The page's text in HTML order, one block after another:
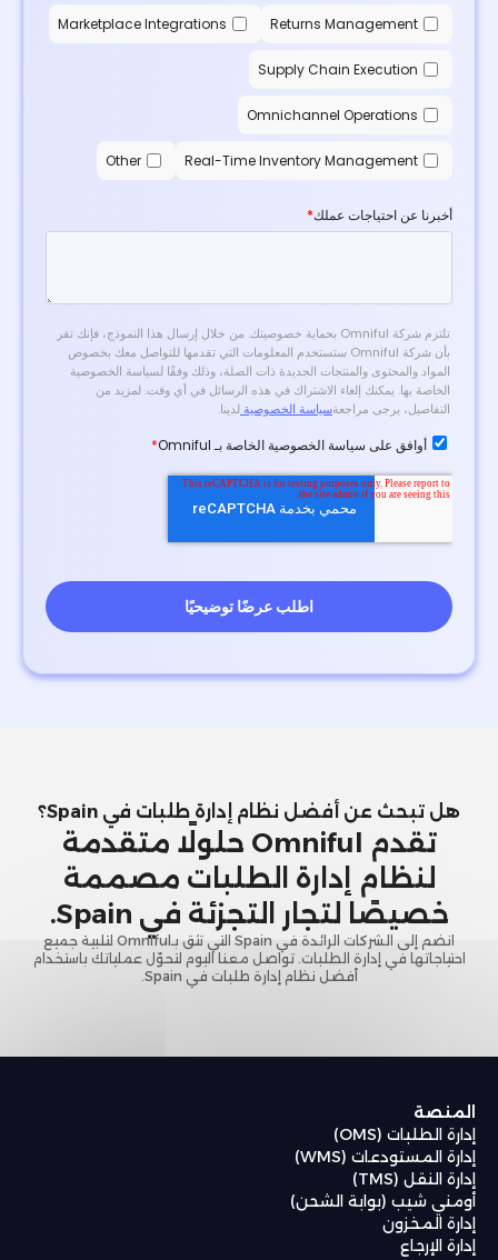
هل تبحث عن أفضل نظام إدارة طلبات في Spain؟
تقدم Omniful حلولًا متقدمة
لنظام إدارة الطلبات مصممة
خصيصًا لتجار التجزئة في Spain.
انضم إلى الشركات الرائدة في Spain التي تثق بـOmniful لتلبية جميع
احتياجاتها في إدارة الطلبات. تواصل معنا اليوم لتحوّل عملياتك باستخدام
أفضل نظام إدارة طلبات في Spain.
المنصة
إدارة الطلبات (OMS)
إدارة المستودعات (WMS)
إدارة النقل (TMS)
أومني شيب (بوابة الشحن)
إدارة المخزون
إدارة الإرجاع